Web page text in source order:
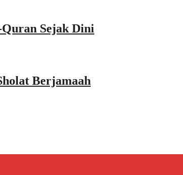
Sejak Dini
Berjamaah